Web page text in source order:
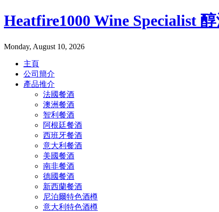
Heatfire1000 Wine Specialist
Monday, August 10, 2026
主頁
公司簡介
產品推介
法國餐酒
澳洲餐酒
智利餐酒
阿根廷餐酒
西班牙餐酒
意大利餐酒
美國餐酒
南非餐酒
德國餐酒
新西蘭餐酒
尼泊爾特色酒樽
意大利特色酒樽